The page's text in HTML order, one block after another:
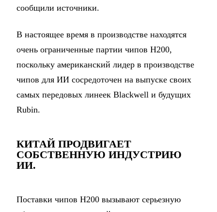
сообщили источники.
В настоящее время в производстве находятся
очень ограниченные партии чипов H200,
поскольку американский лидер в производстве
чипов для ИИ сосредоточен на выпуске своих
самых передовых линеек Blackwell и будущих
Rubin.
КИТАЙ ПРОДВИГАЕТ
СОБСТВЕННУЮ ИНДУСТРИЮ
ИИ.
Поставки чипов H200 вызывают серьезную